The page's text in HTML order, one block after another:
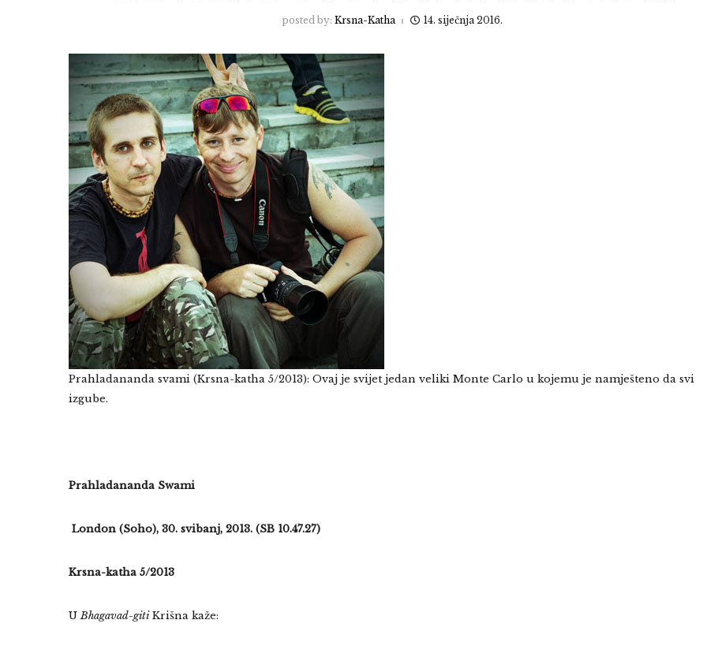
posted by: Krsna-Katha 14. siječnja 2016.
Prahladananda svami (Krsna-katha 5/2013): Ovaj je svijet jedan veliki Monte Carlo u kojemu je namješteno da svi
izgube.
Prahladananda Swami
London (Soho), 30. svibanj, 2013. (SB 10.47.27)
Krsna-katha 5/2013
UBhagavad-gitiKrišna kaže: